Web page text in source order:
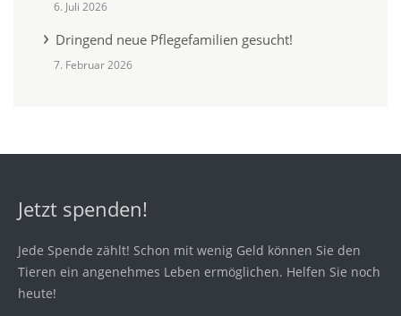
6. Juli 2026
Dringend neue Pflegefamilien gesucht!
7. Februar 2026
Jetzt spenden!
Jede Spende zählt! Schon mit wenig Geld können Sie den
Tieren ein angenehmes Leben ermöglichen. Helfen Sie noch
heute!